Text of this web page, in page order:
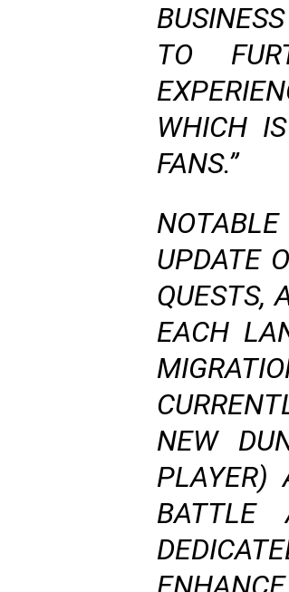
TO
WHICH
FANS.”
UPDATE
QUESTS,
EACH
NEW
PLAYER)
BATTLE